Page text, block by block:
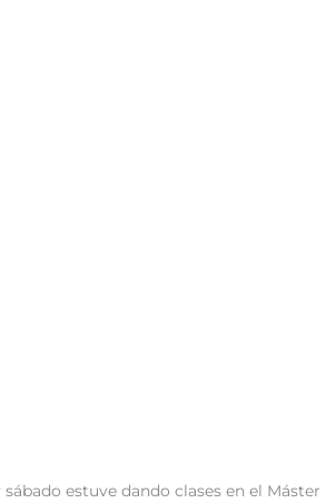
sábado estuve dando clases en el Máster